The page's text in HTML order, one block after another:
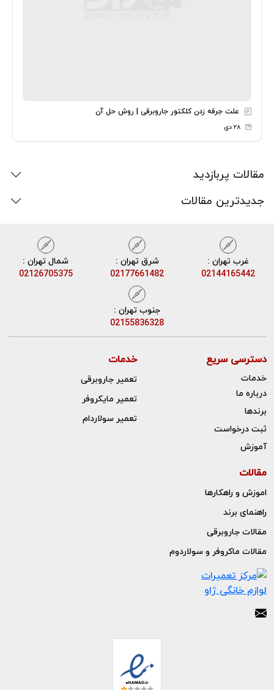
علت جرقه زدن کلکتور جاروبرقی | روش حل آن
۲۸ دی
مقالات پربازدید
جدیدترین مقالات
غرب تهران :
02144165442
شرق تهران :
02177661482
شمال تهران :
02126705375
جنوب تهران :
02155836328
دسترسی سریع
خدمات
درباره ما
برندها
ثبت درخواست
آموزش
خدمات
تعمیر جاروبرقی
تعمیر مایکروفر
تعمیر سولاردام
مقالات
اموزش و راهکارها
راهنمای برند
مقالات جاروبرقی
مقالات ماکروفر و سولاردوم